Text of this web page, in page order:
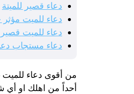
دعاء قصير للميتة
دعاء للميت مؤثر
دعاء للميت
دعاء مستجاب
من أقوى دعاء للميت
أحداً من اهلك او أي